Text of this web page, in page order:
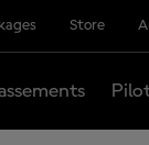
Store